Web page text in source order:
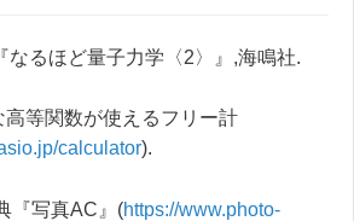
なるほど量子力学〈2〉』,海鳴社.
高等関数が使えるフリー計
calculator).
『写真AC』(https://www.photo-